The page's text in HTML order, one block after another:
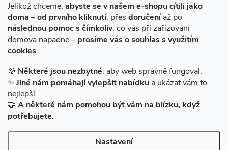
Jelikož chceme, abyste se v našem e-shopu cítili jako
doma –od prvního kliknutí, přes doručeníaž po
následnou pomoc s čímkoliv, co vás při zařizování
domova napadne – prosíme vás o souhlas s využitím
cookies.
🍪 Některé jsou nezbytné, aby web správně fungoval.
✨ Jiné nám pomáhají vylepšit nabídku a ukázat vám to
nejlepší.
🤝 A některé nám pomohou být vám na blízku, když
potřebujete.
Nastavení
Facebook